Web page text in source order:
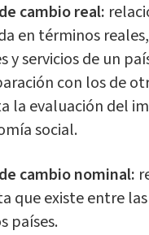
cambio real:
en términos
y servicios de un
con los de
la evaluación del
social.
cambio nominal:
que existe entre
países.